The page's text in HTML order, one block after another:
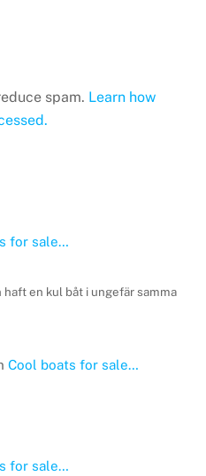
spam. Learn how
for sale…
haft en kul båt i ungefär samma
Cool boats for sale…
for sale…